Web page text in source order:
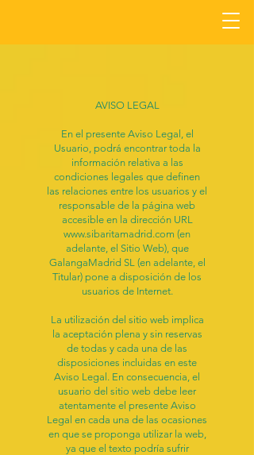
AVISO LEGAL
En el presente Aviso Legal, el
Usuario, podrá encontrar toda la
información relativa a las
condiciones legales que definen
las relaciones entre los usuarios y el
responsable de la página web
accesible en la dirección URL
www.sibaritamadrid.com (en
adelante, el Sitio Web), que
GalangaMadrid SL (en adelante, el
Titular) pone a disposición de los
usuarios de Internet.
La utilización del sitio web implica
la aceptación plena y sin reservas
de todas y cada una de las
disposiciones incluidas en este
Aviso Legal. En consecuencia, el
usuario del sitio web debe leer
atentamente el presente Aviso
Legal en cada una de las ocasiones
en que se proponga utilizar la web,
ya que el texto podría sufrir